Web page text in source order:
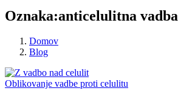
Oznaka:anticelulitna vadba
Domov
Blog
Oblikovanje vadbe proti celulitu